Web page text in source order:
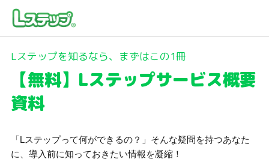
Lステップを知るなら、まずはこの1冊
【無料】Lステップサービス概要
資料
「Lステップって何ができるの？」そんな疑問を持つあなた
に、導入前に知っておきたい情報を凝縮！